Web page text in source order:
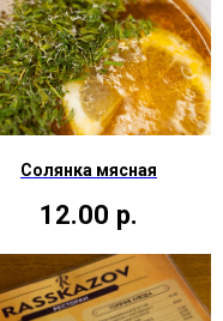
Солянка мясная
12.00 р.